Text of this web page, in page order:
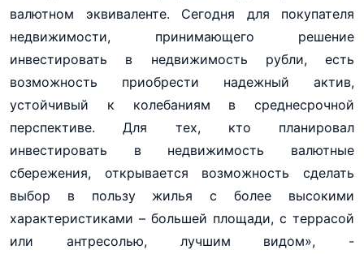
валютном эквиваленте. Сегодня для покупателя
недвижимости, принимающего решение
инвестировать в недвижимость рубли, есть
возможность приобрести надежный актив,
устойчивый к колебаниям в среднесрочной
перспективе. Для тех, кто планировал
инвестировать в недвижимость валютные
сбережения, открывается возможность сделать
выбор в пользу жилья с более высокими
характеристиками – большей площади, с террасой
или антресолью, лучшим видом», -